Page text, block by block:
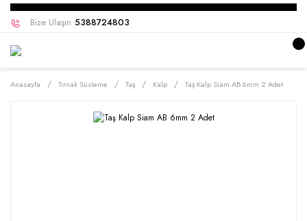
Bize Ulaşın 5388724803
Anasayfa Tırnak Süsleme Taş Kalp Taş Kalp Siam AB 6mm 2 Adet